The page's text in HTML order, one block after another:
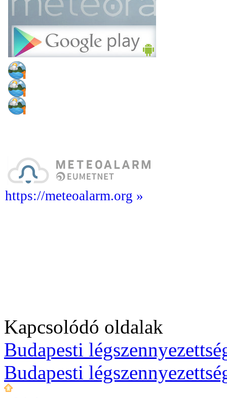
https://meteoalarm.org »
Kapcsolódó oldalak
Budapesti
Budapesti